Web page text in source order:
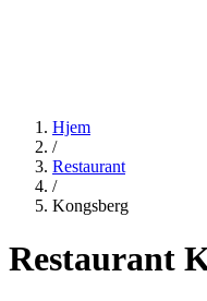
Hjem
/
Restaurant
/
Kongsberg
Restaurant